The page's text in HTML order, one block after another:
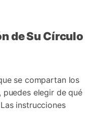
de Su Círculo
se compartan los
elegir de qué
instrucciones